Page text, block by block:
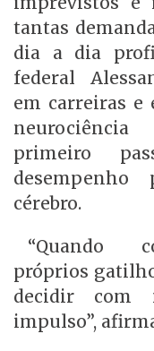
tantas
dia a dia
federal
em carreiras e
primeiro
cérebro.
“Quando
próprios
decidir com
impulso”,